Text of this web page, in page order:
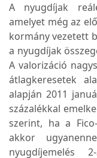
A nyugdíjak
amelyet még az
kormány vezetett
a nyugdíjak
A valorizáció
átlagkeresetek
alapján 2011
százalékkal
szerint, ha a
akkor
nyugdíjemelés